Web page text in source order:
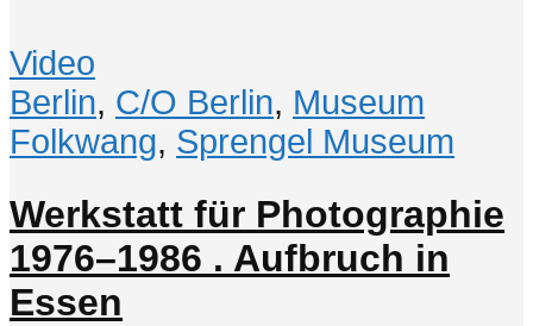
Video
Berlin, C/O Berlin, Museum
Folkwang, Sprengel Museum
Werkstatt für Photographie
1976–1986 . Aufbruch in
Essen